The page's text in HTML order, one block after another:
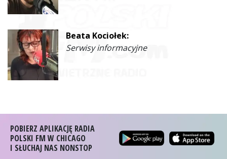
Beata Kociołek:
Serwisy informacyjne
POBIERZ APLIKACJĘ RADIA
POLSKI FM W CHICAGO
I SŁUCHAJ NAS NONSTOP